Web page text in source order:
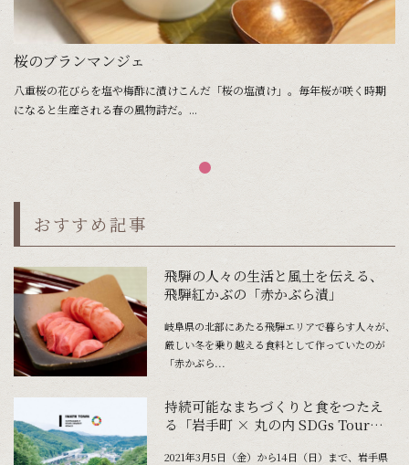
桜のブランマンジェ
八重桜の花びらを塩や梅酢に漬けこんだ「桜の塩漬け」。毎年桜が咲く時期
になると生産される春の風物詩だ。...
おすすめ記事
飛騨の人々の生活と風土を伝える、
飛騨紅かぶの「赤かぶら漬」
岐阜県の北部にあたる飛騨エリアで暮らす人々が、
厳しい冬を乗り越える食料として作っていたのが
「赤かぶら...
持続可能なまちづくりと食をつたえ
る「岩手町 × 丸の内 SDGs Tour」
開催！
2021年3月5日（金）から14日（日）まで、岩手県